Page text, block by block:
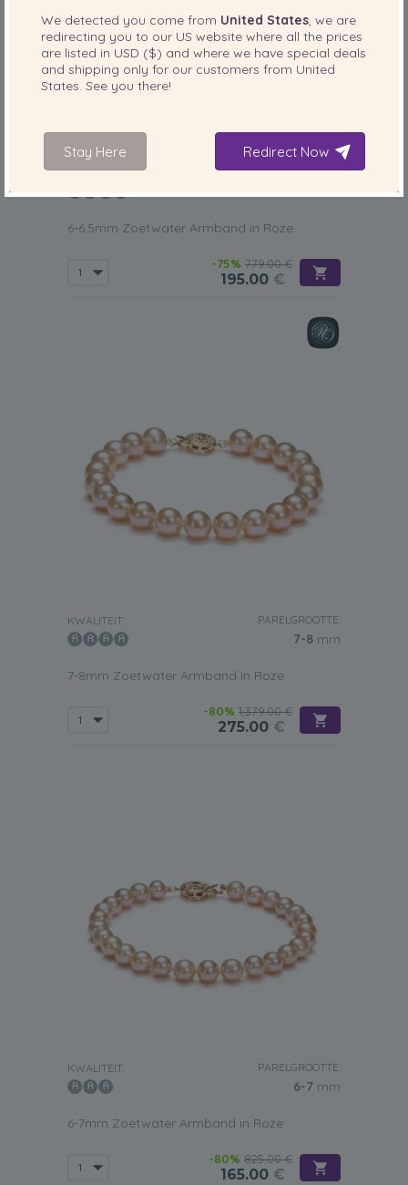
KWALITEIT: PARELGROOTTE:
6-6.5mm Zoetwater Armband in Roze
-75% 779.00 €
195.00 €
KWALITEIT: PARELGROOTTE:
7-8 mm
7-8mm Zoetwater Armband in Roze
-80% 1,379.00 €
275.00 €
KWALITEIT: PARELGROOTTE:
6-7 mm
6-7mm Zoetwater Armband in Roze
-80% 825.00 €
165.00 €
We detected you come from United States, we are
redirecting you to our US website where all the prices
are listed in USD ($) and where we have special deals
and shipping only for our customers from United
States. See you there!
Stay Here Redirect Now